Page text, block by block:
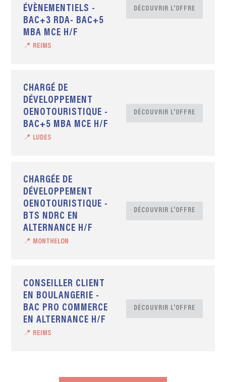
ÉVÈNEMENTIELS -
BAC+3 RDA- BAC+5
MBA MCE H/F
📍 REIMS
DÉCOUVRIR L'OFFRE
CHARGÉ DE
DÉVELOPPEMENT
OENOTOURISTIQUE -
BAC+5 MBA MCE H/F
📍 LUDES
DÉCOUVRIR L'OFFRE
CHARGÉE DE
DÉVELOPPEMENT
OENOTOURISTIQUE -
BTS NDRC EN
ALTERNANCE H/F
📍 MONTHELON
DÉCOUVRIR L'OFFRE
CONSEILLER CLIENT
EN BOULANGERIE -
BAC PRO COMMERCE
EN ALTERNANCE H/F
📍 REIMS
DÉCOUVRIR L'OFFRE